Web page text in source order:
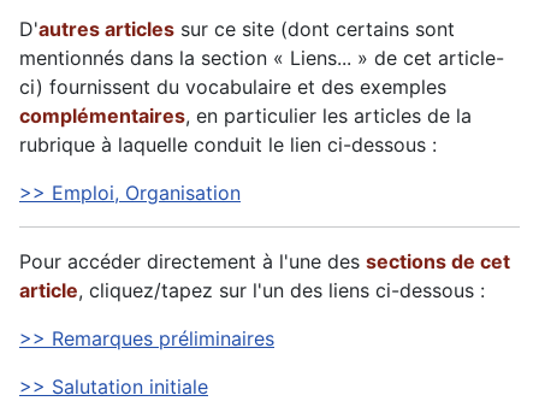
D'autres articles sur ce site (dont certains sont
mentionnés dans la section « Liens... » de cet article-
ci) fournissent du vocabulaire et des exemples
complémentaires, en particulier les articles de la
rubrique à laquelle conduit le lien ci-dessous :
>> Emploi, Organisation
Pour accéder directement à l'une des sections de cet
article, cliquez/tapez sur l'un des liens ci-dessous :
>> Remarques préliminaires
>> Salutation initiale